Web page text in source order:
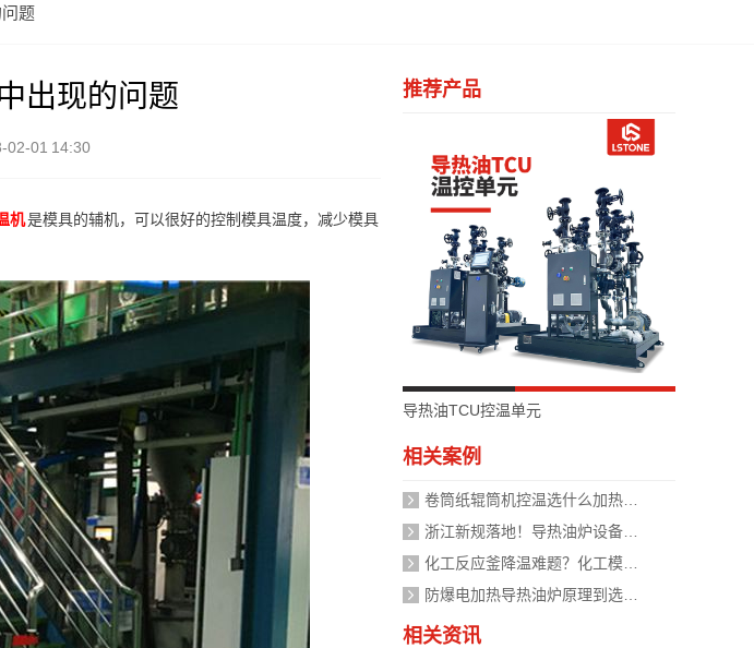
题
出现的问题
02-01 14:30
机是模具的辅机，可以很好的控制模具温度，减少模具
推荐产品
导热油TCU控温单元
相关案例
相关资讯